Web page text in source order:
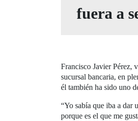
fuera a
Francisco Javier Pérez,
sucursal bancaria, en
él también ha sido uno
“Yo sabía que iba a dar
porque es el que me